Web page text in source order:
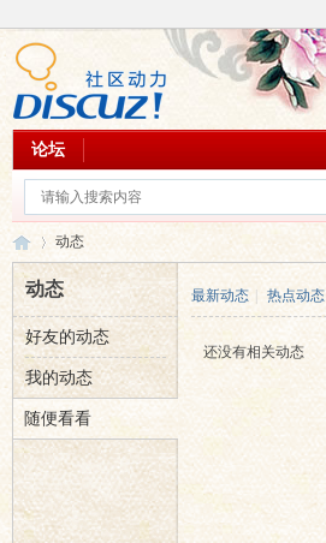
论坛
乐 ›
动态
动态
好友的动态
我的动态
随便看看
最新动态 热点动态
还没有相关动态